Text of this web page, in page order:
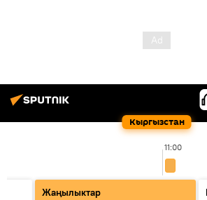
Кыргызстан
11:00
Жаңылыктар